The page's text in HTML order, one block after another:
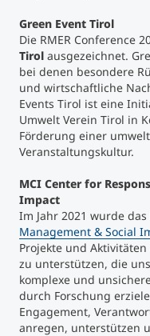
Green Event Tirol
Die RMER Conference
Tirol ausgezeichnet.
bei denen besondere
und wirtschaftliche
Events Tirol ist eine
Umwelt Verein Tirol in
Förderung einer
Veranstaltungskultur.
MCI Center for
Impact
Im Jahr 2021 wurde das
Management & Social
Projekte und
zu unterstützen, die
komplexe und
durch Forschung
Engagement,
anregen, unterstützen